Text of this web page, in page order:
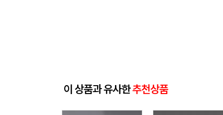
이 상품과 유사한추천상품